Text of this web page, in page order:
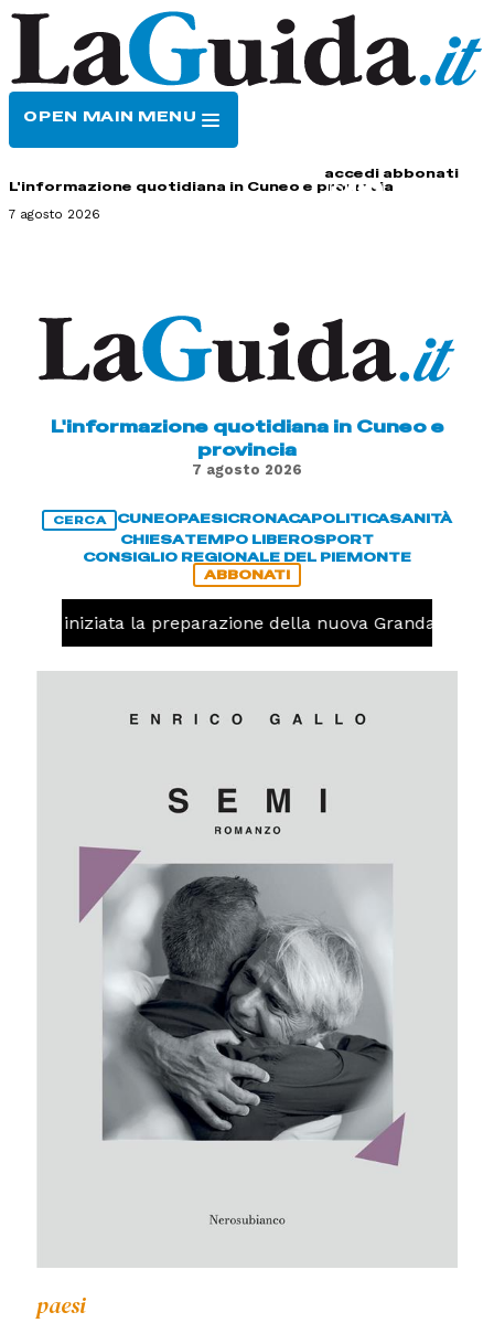
OPEN MAIN MENU
accedi abbonati
L'informazione quotidiana in Cuneo e provincia
7 agosto 2026
L'informazione quotidiana in Cuneo e
provincia
7 agosto 2026
CERCA CUNEOPAESICRONACAPOLITICASANITÀ
CHIESATEMPO LIBEROSPORT
CONSIGLIO REGIONALE DEL PIEMONTE
ABBONATI
iniziata la preparazione della nuova Granda Volley
paesi